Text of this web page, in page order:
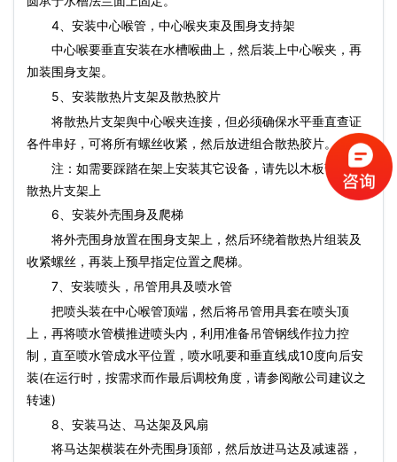
4、安装中心喉管，中心喉夹束及围身支持架
中心喉要垂直安装在水槽喉曲上，然后装上中心喉夹，再
加装围身支架。
5、安装散热片支架及散热胶片
将散热片支架舆中心喉夹连接，但必须确保水平垂直查证
各件串好，可将所有螺丝收紧，然后放进组合散热胶片。
注：如需要踩踏在架上安装其它设备，请先以木板暂垫在
散热片支架上
6、安装外壳围身及爬梯
将外壳围身放置在围身支架上，然后环绕着散热片组装及
收紧螺丝，再装上预早指定位置之爬梯。
7、安装喷头，吊管用具及喷水管
把喷头装在中心喉管顶端，然后将吊管用具套在喷头顶
上，再将喷水管横推进喷头内，利用准备吊管钢线作拉力控
制，直至喷水管成水平位置，喷水吼要和垂直线成10度向后安
装(在运行时，按需求而作最后调校角度，请参阅敞公司建议之
转速)
8、安装马达、马达架及风扇
将马达架横装在外壳围身顶部，然后放进马达及减速器，